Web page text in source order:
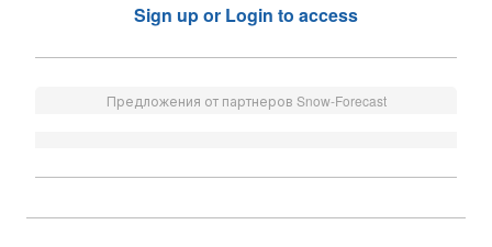
Sign up or Login to access
Предложения от партнеров Snow-Forecast